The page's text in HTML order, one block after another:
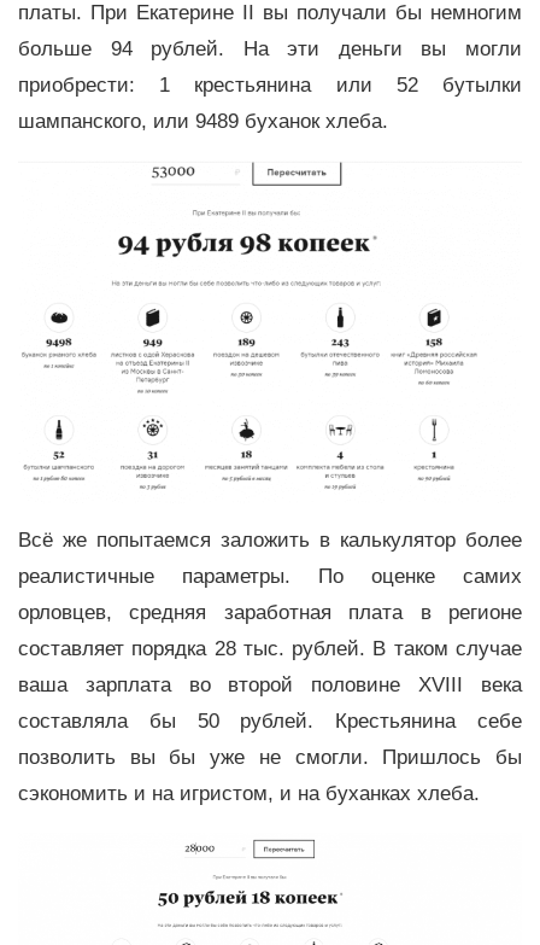
платы. При Екатерине II вы получали бы немногим
больше 94 рублей. На эти деньги вы могли
приобрести: 1 крестьянина или 52 бутылки
шампанского, или 9489 буханок хлеба.
Всё же попытаемся заложить в калькулятор более
реалистичные параметры. По оценке самих
орловцев, средняя заработная плата в регионе
составляет порядка 28 тыс. рублей. В таком случае
ваша зарплата во второй половине XVIII века
составляла бы 50 рублей. Крестьянина себе
позволить вы бы уже не смогли. Пришлось бы
сэкономить и на игристом, и на буханках хлеба.